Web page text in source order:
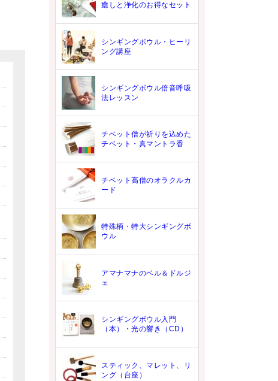
癒しと浄化のお得なセット
シンギングボウル・ヒーリ
ング講座
シンギングボウル倍音呼吸
法レッスン
チベット僧が祈りを込めた
チベット・真マントラ香
チベット高僧のオラクルカ
ード
特殊柄・特大シンギングボ
ウル
アマナマナのベル＆ドルジ
ェ
シンギングボウル入門
（本）・光の響き（CD）
スティック、マレット、リ
ング（台座）